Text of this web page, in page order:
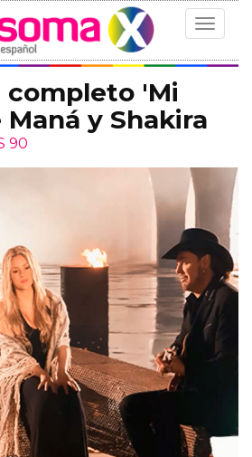
Toggle
completo 'Mi
y Shakira
90